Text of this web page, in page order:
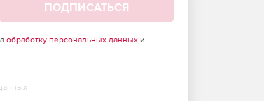
ПОДПИСАТЬСЯ
обработку персональных данныхи